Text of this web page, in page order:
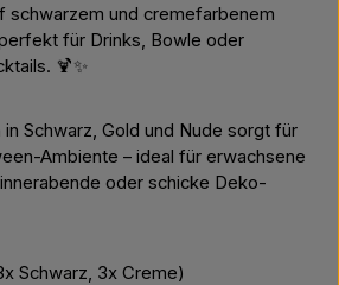
schwarzem und cremefarbenem
für Drinks, Bowle oder
🍹✨
Schwarz, Gold und Nude sorgt für
Ambiente – ideal für erwachsene
oder schicke Deko-
Schwarz, 3x Creme)